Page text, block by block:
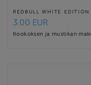
REDBULL WHITE EDITION
3.00 EUR
Kookoksen ja mustikan